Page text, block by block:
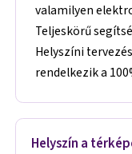
valamilyen
Teljeskörű
Helyszíni
rendelkezik a
Helyszín a